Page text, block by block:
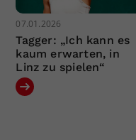
07.01.2026
Tagger: „Ich kann es
kaum erwarten, in
Linz zu spielen“